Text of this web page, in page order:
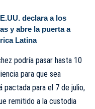
declara a los
y abre la puerta a
Latina
podría pasar hasta 10
para que sea
pactada para el 7 de julio,
remitido a la custodia